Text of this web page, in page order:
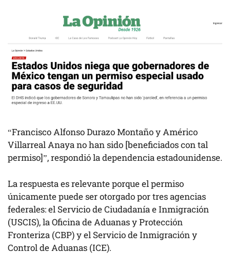
“Francisco Alfonso Durazo Montaño y Américo
Villarreal Anaya no han sido [beneficiados con tal
permiso]”, respondió la dependencia estadounidense.
La respuesta es relevante porque el permiso
únicamente puede ser otorgado por tres agencias
federales: el Servicio de Ciudadanía e Inmigración
(USCIS), la Oficina de Aduanas y Protección
Fronteriza (CBP) y el Servicio de Inmigración y
Control de Aduanas (ICE).